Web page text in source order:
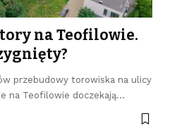
na Teofilowie.
przebudowy torowiska na ulicy
na Teofilowie doczekają…